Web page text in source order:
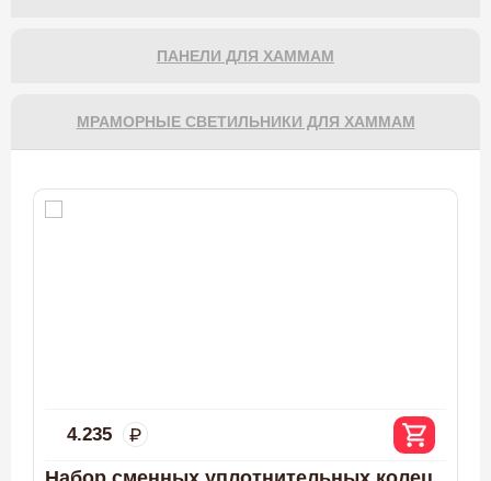
ПАНЕЛИ ДЛЯ ХАММАМ
МРАМОРНЫЕ СВЕТИЛЬНИКИ ДЛЯ ХАММАМ
4.235